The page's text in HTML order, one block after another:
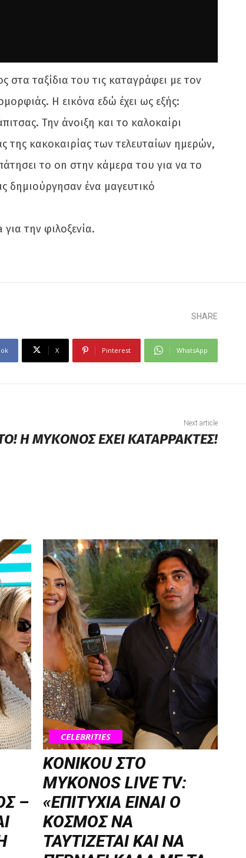
στα ταξίδια του τις καταγράφει με τον
Η εικόνα εδώ έχει ως εξής:
Την άνοιξη και το καλοκαίρι
της κακοκαιρίας των τελευταίων ημερών,
το on στην κάμερα του για να το
δημιούργησαν ένα μαγευτικό
την φιλοξενία.
SHARE
X Pinterest WhatsApp
Next article
Η ΜΥΚΟΝΟΣ ΕΧΕΙ ΚΑΤΑΡΡΑΚΤΕΣ!
–
CELEBRITIES
KONIKOU ΣΤΟ
MYKONOS LIVE TV:
«ΕΠΙΤΥΧΙΑ ΕΙΝΑΙ Ο
ΚΟΣΜΟΣ ΝΑ
ΤΑΥΤΙΖΕΤΑΙ KAI ΝΑ